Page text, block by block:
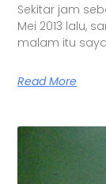
Sekitar jam
Mei 2013 lalu,
malam itu saya
Read More